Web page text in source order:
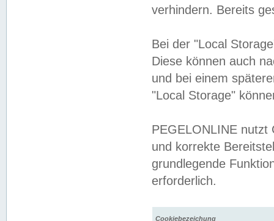
verhindern. Bereits
Bei der "Local
Diese können auch
und bei einem
"Local Storage"
PEGELONLINE nutzt
und korrekte
grundlegende
erforderlich.
Cookiebezeichung